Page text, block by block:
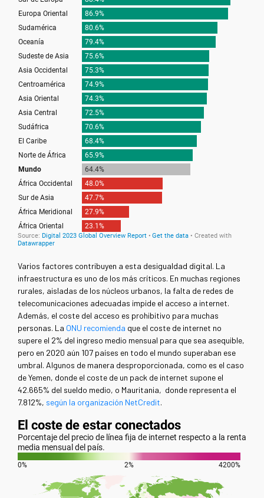
Varios factores contribuyen a esta desigualdad digital. La
infraestructura es uno de los más críticos. En muchas regiones
rurales, aisladas de los núcleos urbanos, la falta de redes de
telecomunicaciones adecuadas impide el acceso a internet.
Además, el coste del acceso es prohibitivo para muchas
personas. La ONU recomienda que el coste de internet no
supere el 2% del ingreso medio mensual para que sea asequible,
pero en 2020 aún 107 países en todo el mundo superaban ese
umbral. Algunos de manera desproporcionada, como es el caso
de Yemen, donde el coste de un pack de internet supone el
42.665% del sueldo medio, o Mauritania, donde representa el
7.812%, según la organización NetCredit.